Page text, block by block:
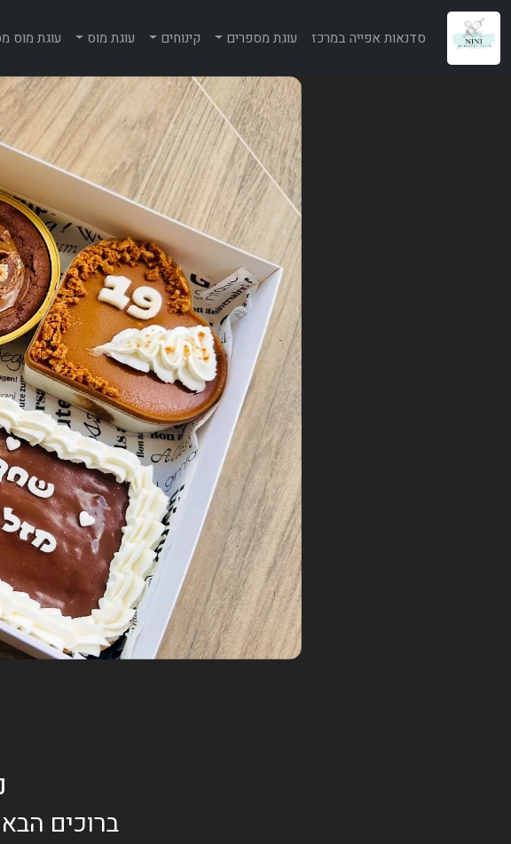
סדנאות אפייה במרכז עוגת מספרים קינוחים עוגת מוס עוגת מוס
ברוכים